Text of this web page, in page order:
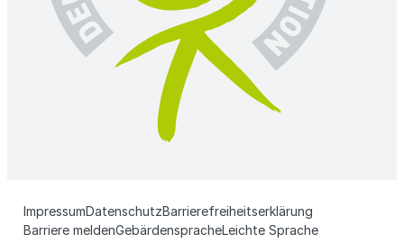
ImpressumDatenschutzBarrierefreiheitserklärung
Barriere meldenGebärdenspracheLeichte Sprache